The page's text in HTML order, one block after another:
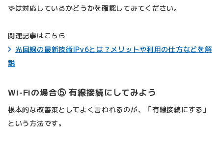
ずは対応しているかどうかを確認してみてください。
関連記事はこちら
光回線の最新技術IPv6とは？メリットや利用の仕方などを解
説
Wi-Fiの場合⑤ 有線接続にしてみよう
根本的な改善策としてよく言われるのが、「有線接続にする」
という方法です。